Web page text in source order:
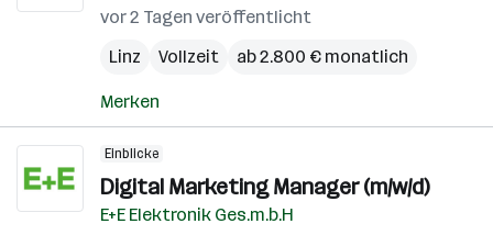
vor 2 Tagen veröffentlicht
Linz
Vollzeit ab 2.800 € monatlich
Merken
Einblicke
Digital Marketing Manager (m/w/d)
E+E Elektronik Ges.m.b.H